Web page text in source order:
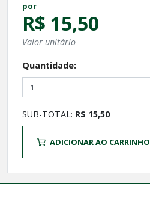
por
R$ 15,50
Valor unitário
Quantidade:
SUB-TOTAL: R$ 15,50
ADICIONAR AO CARRINHO